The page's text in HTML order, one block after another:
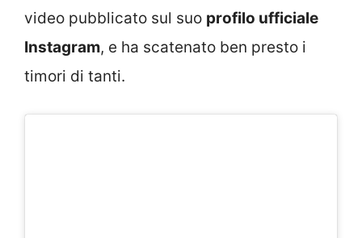
video pubblicato sul suo profilo ufficiale
Instagram, e ha scatenato ben presto i
timori di tanti.